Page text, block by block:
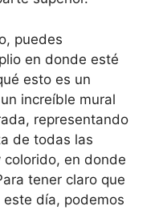
puedes
en donde esté
esto es un
increíble mural
representando
de todas las
colorido, en donde
tener claro que
día, podemos